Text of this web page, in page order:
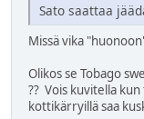
Sato saattaa
Missä vika
Olikos se Tobago
?? Vois kuvitella
kottikärryillä saa